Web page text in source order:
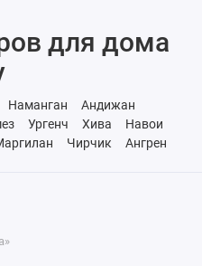
для дома
Наманган
Андижан
Ургенч Хива
Навои
Чирчик
Ангрен